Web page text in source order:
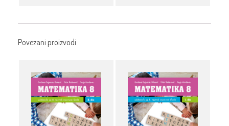
Povezani proizvodi